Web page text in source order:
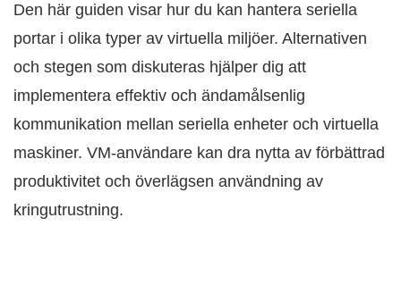
Den här guiden visar hur du kan hantera seriella
portar i olika typer av virtuella miljöer. Alternativen
och stegen som diskuteras hjälper dig att
implementera effektiv och ändamålsenlig
kommunikation mellan seriella enheter och virtuella
maskiner. VM-användare kan dra nytta av förbättrad
produktivitet och överlägsen användning av
kringutrustning.